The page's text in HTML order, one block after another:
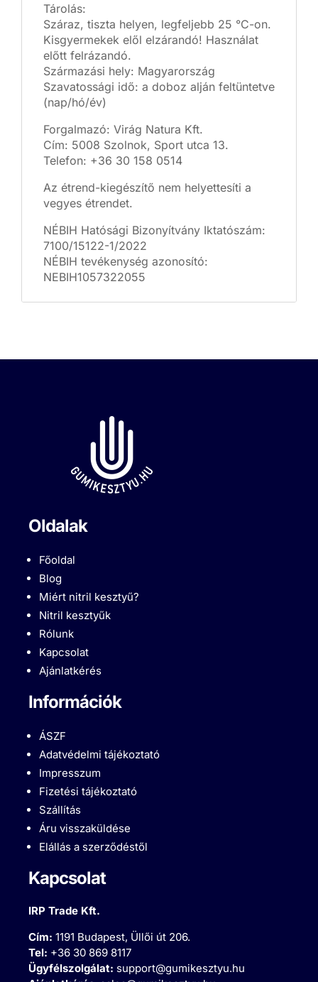
Tárolás:
Száraz, tiszta helyen, legfeljebb 25 °C-on.
Kisgyermekek elől elzárandó! Használat
előtt felrázandó.
Származási hely: Magyarország
Szavatossági idő: a doboz alján feltüntetve
(nap/hó/év)
Forgalmazó: Virág Natura Kft.
Cím: 5008 Szolnok, Sport utca 13.
Telefon: +36 30 158 0514
Az étrend-kiegészítő nem helyettesíti a
vegyes étrendet.
NÉBIH Hatósági Bizonyítvány Iktatószám:
7100/15122-1/2022
NÉBIH tevékenység azonosító:
NEBIH1057322055
Oldalak
Főoldal
Blog
Miért nitril kesztyű?
Nitril kesztyűk
Rólunk
Kapcsolat
Ajánlatkérés
Információk
ÁSZF
Adatvédelmi tájékoztató
Impresszum
Fizetési tájékoztató
Szállítás
Áru visszaküldése
Elállás a szerződéstől
Kapcsolat
IRP Trade Kft.
Cím:1191 Budapest, Üllői út 206.
Tel: +36 30 869 8117
Ügyfélszolgálat: support@gumikesztyu.hu